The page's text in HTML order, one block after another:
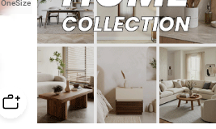
OneSize